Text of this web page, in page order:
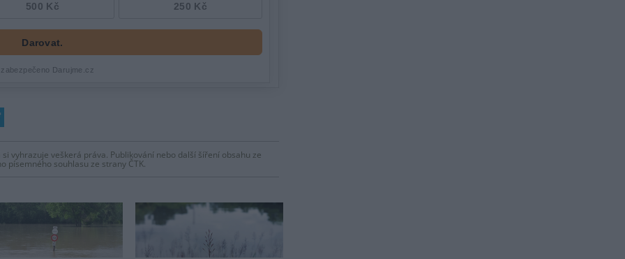
vyhrazuje veškerá práva. Publikování nebo další šíření obsahu ze
písemného souhlasu ze strany ČTK.